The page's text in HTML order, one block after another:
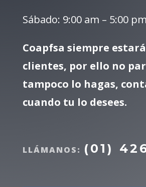
Sábado: 9:00 am – 5:00 pm
Coapfsa siempre
clientes, por ello no
tampoco lo hagas,
cuando tu lo desees.
LLÁMANOS: (01)